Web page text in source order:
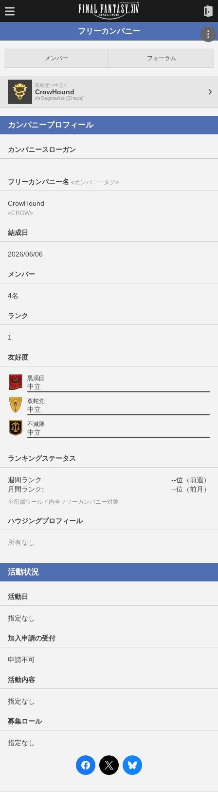
フリーカンパニー
メンバー フォーラム
双蛇党 <中立>
CrowHound
Sagittarius [Chaos]
カンパニープロフィール
カンパニースローガン
フリーカンパニー名 «カンパニータグ»
CrowHound
«CROW»
結成日
2026/06/06
メンバー
4名
ランク
1
友好度
黒渦団
中立
双蛇党
中立
不滅隊
中立
ランキングステータス
週間ランク:
--位（前週）
月間ランク:
--位（前月）
※所属ワールド内全フリーカンパニー対象
ハウジングプロフィール
所有なし
活動状況
活動日
指定なし
加入申請の受付
申請不可
活動内容
指定なし
募集ロール
指定なし